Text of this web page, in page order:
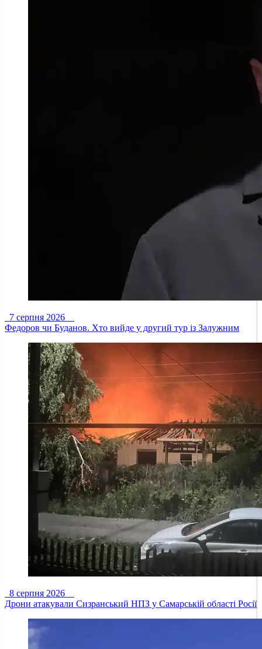
7 серпня 2026
Федоров чи Буданов. Хто вийде у другий тур із Залужним
8 серпня 2026
Дрони атакували Сизранський НПЗ у Самарській області Росії